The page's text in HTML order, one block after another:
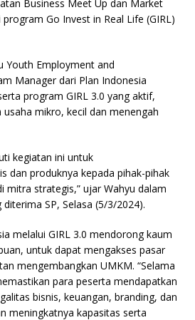
Business Meet Up dan Market
Go Invest in Real Life (GIRL)
Youth Employment and
Manager dari Plan Indonesia
program GIRL 3.0 yang aktif,
mikro, kecil dan menengah
kegiatan ini untuk
dan produknya kepada pihak-pihak
mitra strategis,” ujar Wahyu dalam
SP, Selasa (5/3/2024).
melalui GIRL 3.0 mendorong kaum
untuk dapat mengakses pasar
mengembangkan UMKM. “Selama
para peserta mendapatkan
bisnis, keuangan, branding, dan
meningkatnya kapasitas serta